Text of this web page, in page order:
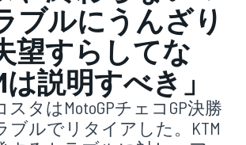
ブルにうんざり
望すらしてな
は説明すべき」
タはMotoGPチェコGP決勝
ブルでリタイアした。KTM